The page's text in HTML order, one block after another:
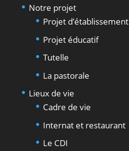
Notre projet
Projet d’établissement
Projet éducatif
Tutelle
La pastorale
Lieux de vie
Cadre de vie
Internat et restaurant
Le CDI